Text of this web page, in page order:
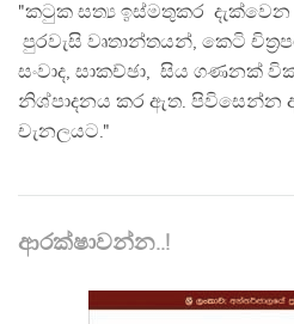
"කටුක සත්‍ය ඉස්මතුකර දැක්වෙන
පුරවැසි වෘතාන්තයන්, කෙටි
සංවාද, සාකච්ඡා, සිය ගණනක්
නිශ්පාදනය කර ඇත. පිවිසෙන්න
චැනලයට."
ආරක්ෂාවන්න..!